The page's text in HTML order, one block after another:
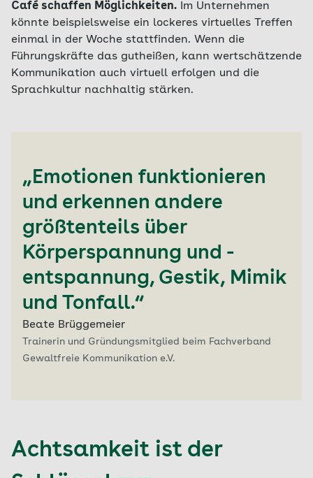
Café schaffen Möglichkeiten. Im Unternehmen
könnte beispielsweise ein lockeres virtuelles Treffen
einmal in der Woche stattfinden. Wenn die
Führungskräfte das gutheißen, kann wertschätzende
Kommunikation auch virtuell erfolgen und die
Sprachkultur nachhaltig stärken.
„Emotionen funktionieren
und erkennen andere
größtenteils über
Körperspannung und -
entspannung, Gestik, Mimik
und Tonfall.“
Beate Brüggemeier
Trainerin und Gründungsmitglied beim Fachverband
Gewaltfreie Kommunikation e.V.
Achtsamkeit ist der